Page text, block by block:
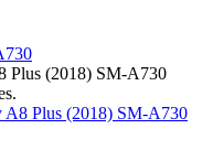
Plus (2018) SM-A730
A8 Plus (2018) SM-A730